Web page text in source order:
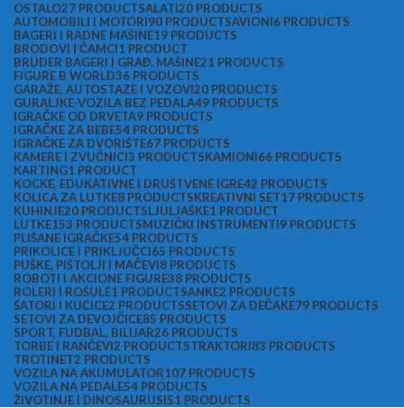
OSTALO27 PRODUCTSALATI20 PRODUCTS
AUTOMOBILI I MOTORI90 PRODUCTSAVIONI6 PRODUCTS
BAGERI I RADNE MAŠINE19 PRODUCTS
BRODOVI I ČAMCI1 PRODUCT
BRUDER BAGERI I GRAĐ. MAŠINE21 PRODUCTS
FIGURE B WORLD36 PRODUCTS
GARAŽE, AUTOSTAZE I VOZOVI20 PRODUCTS
GURALJKE-VOZILA BEZ PEDALA49 PRODUCTS
IGRAČKE OD DRVETA9 PRODUCTS
IGRAČKE ZA BEBE54 PRODUCTS
IGRAČKE ZA DVORIŠTE67 PRODUCTS
KAMERE I ZVUČNICI3 PRODUCTSKAMIONI66 PRODUCTS
KARTING1 PRODUCT
KOCKE, EDUKATIVNE I DRUŠTVENE IGRE42 PRODUCTS
KOLICA ZA LUTKE8 PRODUCTSKREATIVNI SET17 PRODUCTS
KUHINJE20 PRODUCTSLJULJAŠKE1 PRODUCT
LUTKE153 PRODUCTSMUZIČKI INSTRUMENTI9 PRODUCTS
PLIŠANE IGRAČKE54 PRODUCTS
PRIKOLICE I PRIKLJUČCI65 PRODUCTS
PUŠKE, PIŠTOLJI I MAČEVI8 PRODUCTS
ROBOTI I AKCIONE FIGURE38 PRODUCTS
ROLERI I ROŠULE1 PRODUCTSANKE2 PRODUCTS
ŠATORI I KUĆICE2 PRODUCTSSETOVI ZA DEČAKE79 PRODUCTS
SETOVI ZA DEVOJČICE85 PRODUCTS
SPORT, FUDBAL, BILIJAR26 PRODUCTS
TORBE I RANČEVI2 PRODUCTSTRAKTORI83 PRODUCTS
TROTINET2 PRODUCTS
VOZILA NA AKUMULATOR107 PRODUCTS
VOZILA NA PEDALE54 PRODUCTS
ŽIVOTINJE I DINOSAURUSI51 PRODUCTS